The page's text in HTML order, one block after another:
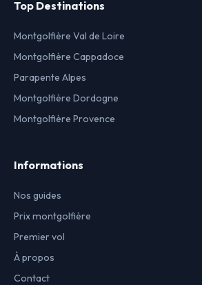
Top Destinations
Montgolfière Val de Loire
Montgolfière Cappadoce
Parapente Alpes
Montgolfière Dordogne
Montgolfière Provence
Informations
Nos guides
Prix montgolfière
Premier vol
À propos
Contact